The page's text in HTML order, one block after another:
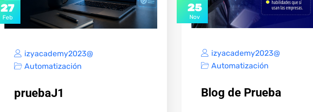
27
Feb
izyacademy2023@
Automatización
pruebaJ1
25
Nov
izyacademy2023@
Automatización
Blog de Prueba